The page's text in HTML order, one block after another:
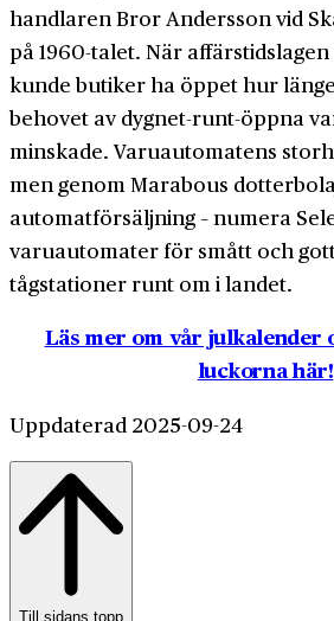
handlaren Bror Andersson vid
på 1960-talet. När affärstidslagen
kunde butiker ha öppet hur
behovet av dygnet-runt-öppna
minskade. Varuautomatens
men genom Marabous
automatförsäljning – numera
varuautomater för smått och
tågstationer runt om i landet.
Läs mer om vår julkalender
luckorna här!
Uppdaterad 2025-09-24
Till sidans topp